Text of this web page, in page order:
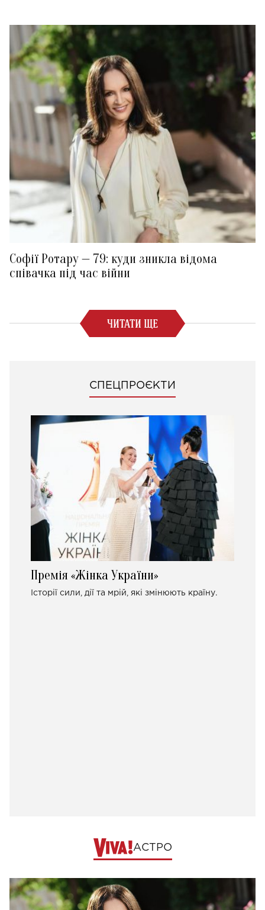
Софії Ротару — 79: куди зникла відома
співачка під час війни
ЧИТАТИ ЩЕ
СПЕЦПРОЄКТИ
Премія «Жінка України»
Історії сили, дії та мрій, які змінюють країну.
АСТРО